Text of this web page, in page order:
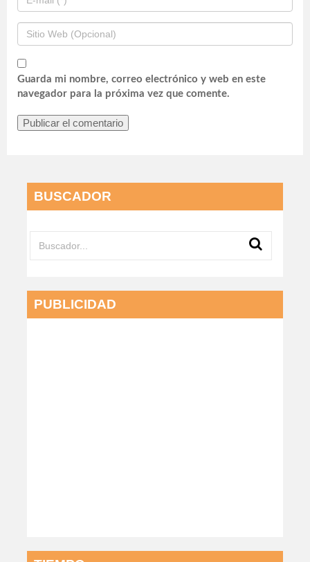
Guarda mi nombre, correo electrónico y web en este
navegador para la próxima vez que comente.
BUSCADOR
PUBLICIDAD